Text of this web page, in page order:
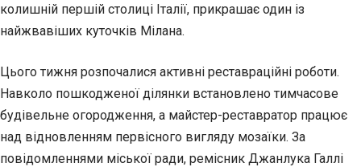
колишній першій столиці Італії, прикрашає один із
найжвавіших куточків Мілана.
Цього тижня розпочалися активні реставраційні роботи.
Навколо пошкодженої ділянки встановлено тимчасове
будівельне огородження, а майстер-реставратор працює
над відновленням первісного вигляду мозаїки. За
повідомленнями міської ради, ремісник Джанлука Галлі